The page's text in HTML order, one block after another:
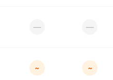
— —
~ ~